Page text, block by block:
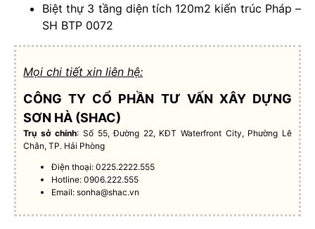
Biệt thự 3 tầng diện tích 120m2 kiến trúc Pháp –
SH BTP 0072
Mọi chi tiết xin liên hệ:
CÔNG TY CỔ PHẦN TƯ VẤN XÂY DỰNG
SƠN HÀ (SHAC)
Trụ sở chính: Số 55, Đường 22, KĐT Waterfront City, Phường Lê
Chân, TP. Hải Phòng
Điện thoại: 0225.2222.555
Hotline: 0906.222.555
Email:sonha@shac.vn